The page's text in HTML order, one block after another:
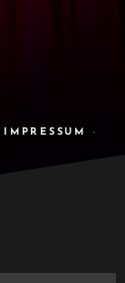
IMPRESSUM
-